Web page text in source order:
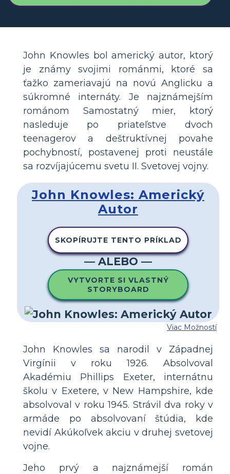
John Knowles bol americký autor, ktorý
je známy svojimi románmi, ktoré sa
ťažko zameriavajú na novú Anglicku a
súkromné ​​internáty. Je najznámejším
románom Samostatný mier, ktorý
nasleduje po priateľstve dvoch
teenagerov a deštruktívnej povahe
pochybností, postavenej proti neustále
sa rozvíjajúcemu svetu II. Svetovej vojny.
John Knowles: Americký
Autor
SKOPÍRUJTE TENTO PRÍKLAD
— ALEBO —
VYTVORTE SI VLASTNÝ
STORYBOARD
Viac Možností
John Knowles sa narodil v Západnej
Virgínii v roku 1926. Absolvoval
Akadémiu Phillips Exeter, internátnu
školu v Exetere, v New Hampshire, kde
absolvoval v roku 1945. Strávil dva roky v
armáde po absolvovaní štúdia, kde
nevidí Akúkoľvek akciu v druhej svetovej
vojne.
Jeho prvý a najznámejší román